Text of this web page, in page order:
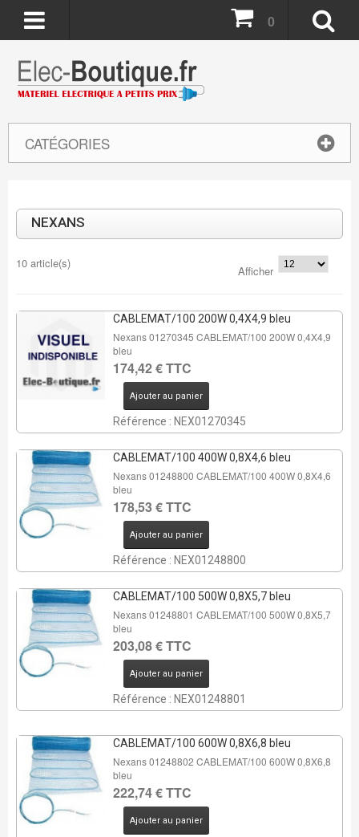
CATÉGORIES
0
NEXANS
10 article(s)
Afficher
CABLEMAT/100 200W 0,4X4,9 bleu
Nexans 01270345 CABLEMAT/100 200W 0,4X4,9
bleu
174,42 € TTC
Ajouter au panier
Référence : NEX01270345
CABLEMAT/100 400W 0,8X4,6 bleu
Nexans 01248800 CABLEMAT/100 400W 0,8X4,6
bleu
178,53 € TTC
Ajouter au panier
Référence : NEX01248800
CABLEMAT/100 500W 0,8X5,7 bleu
Nexans 01248801 CABLEMAT/100 500W 0,8X5,7
bleu
203,08 € TTC
Ajouter au panier
Référence : NEX01248801
CABLEMAT/100 600W 0,8X6,8 bleu
Nexans 01248802 CABLEMAT/100 600W 0,8X6,8
bleu
222,74 € TTC
Ajouter au panier